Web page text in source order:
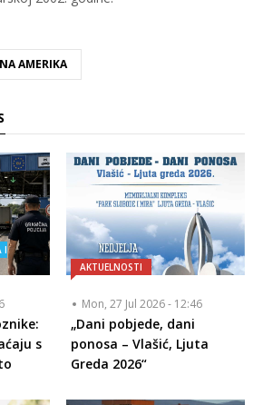
AMERIKA
I
s
AKTUELNOSTI
Mon, 27 Jul 2026 - 12:46
„Dani pobjede, dani
ponosa – Vlašić, Ljuta
Greda 2026“